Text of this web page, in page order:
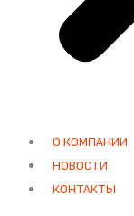
О КОМПАНИИ
НОВОСТИ
КОНТАКТЫ